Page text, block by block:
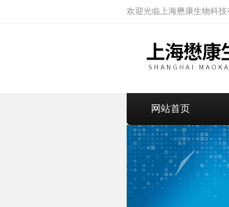
欢迎光临上海懋康生物科技
网站首页